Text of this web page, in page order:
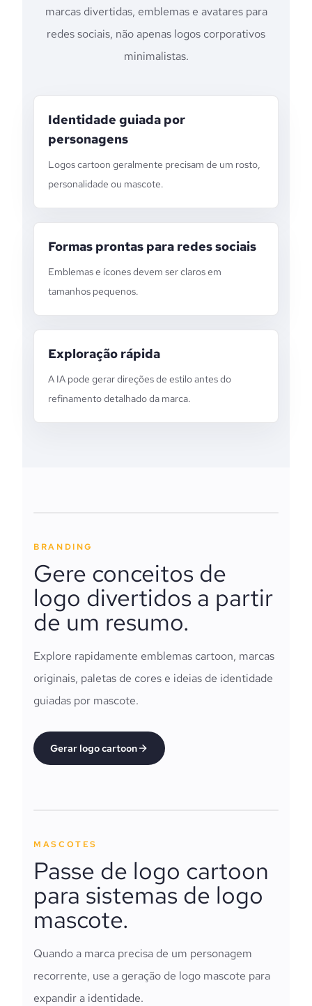
marcas divertidas, emblemas e avatares para
redes sociais, não apenas logos corporativos
minimalistas.
Identidade guiada por
personagens
Logos cartoon geralmente precisam de um rosto,
personalidade ou mascote.
Formas prontas para redes sociais
Emblemas e ícones devem ser claros em
tamanhos pequenos.
Exploração rápida
A IA pode gerar direções de estilo antes do
refinamento detalhado da marca.
BRANDING
Gere conceitos de
logo divertidos a partir
de um resumo.
Explore rapidamente emblemas cartoon, marcas
originais, paletas de cores e ideias de identidade
guiadas por mascote.
Gerar logo cartoon
MASCOTES
Passe de logo cartoon
para sistemas de logo
mascote.
Quando a marca precisa de um personagem
recorrente, use a geração de logo mascote para
expandir a identidade.